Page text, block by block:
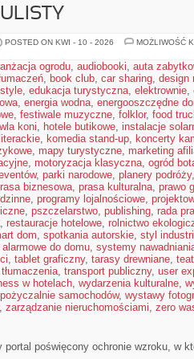
POSTED ON KWI - 10 - 2026
MOŻLIWOŚĆ
ogrodu, audiobooki, auta
, book club, car sharing, design
, edukacja turystyczna, elektrownie,
, energia wodna, energooszczędne
, festiwale muzyczne, folklor, food
koni, hotele butikowe, instalacje
, komedia stand-up, koncerty
, mapy turystyczne, marketing
, motoryzacja klasyczna, ogród
, parki narodowe, planery podróży
biznesowa, prasa kulturalna, prawo
, programy lojalnościowe,
, pszczelarstwo, publishing, rada
, restauracje hotelowe, rolnictwo
dom, spotkania autorskie, styl
do domu, systemy
, tablet graficzny, tarasy drewniane,
tłumaczenia, transport publiczny, user
w hotelach, wydarzenia kulturalne,
samochodów, wystawy
, zarządzanie nieruchomościami, zero
portal poświęcony ochronie wzroku, w